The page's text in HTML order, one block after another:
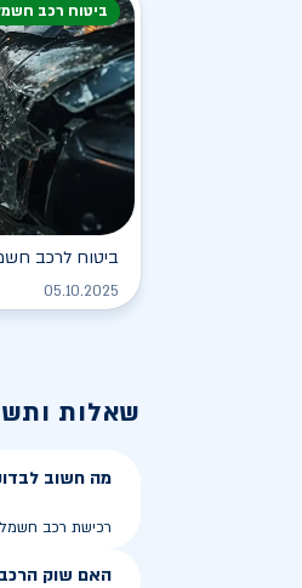
ביטוח רכב
ביטוח לרכב
05.10.2025
שאלות
מה חשוב
רכישת רכב
האם שוק